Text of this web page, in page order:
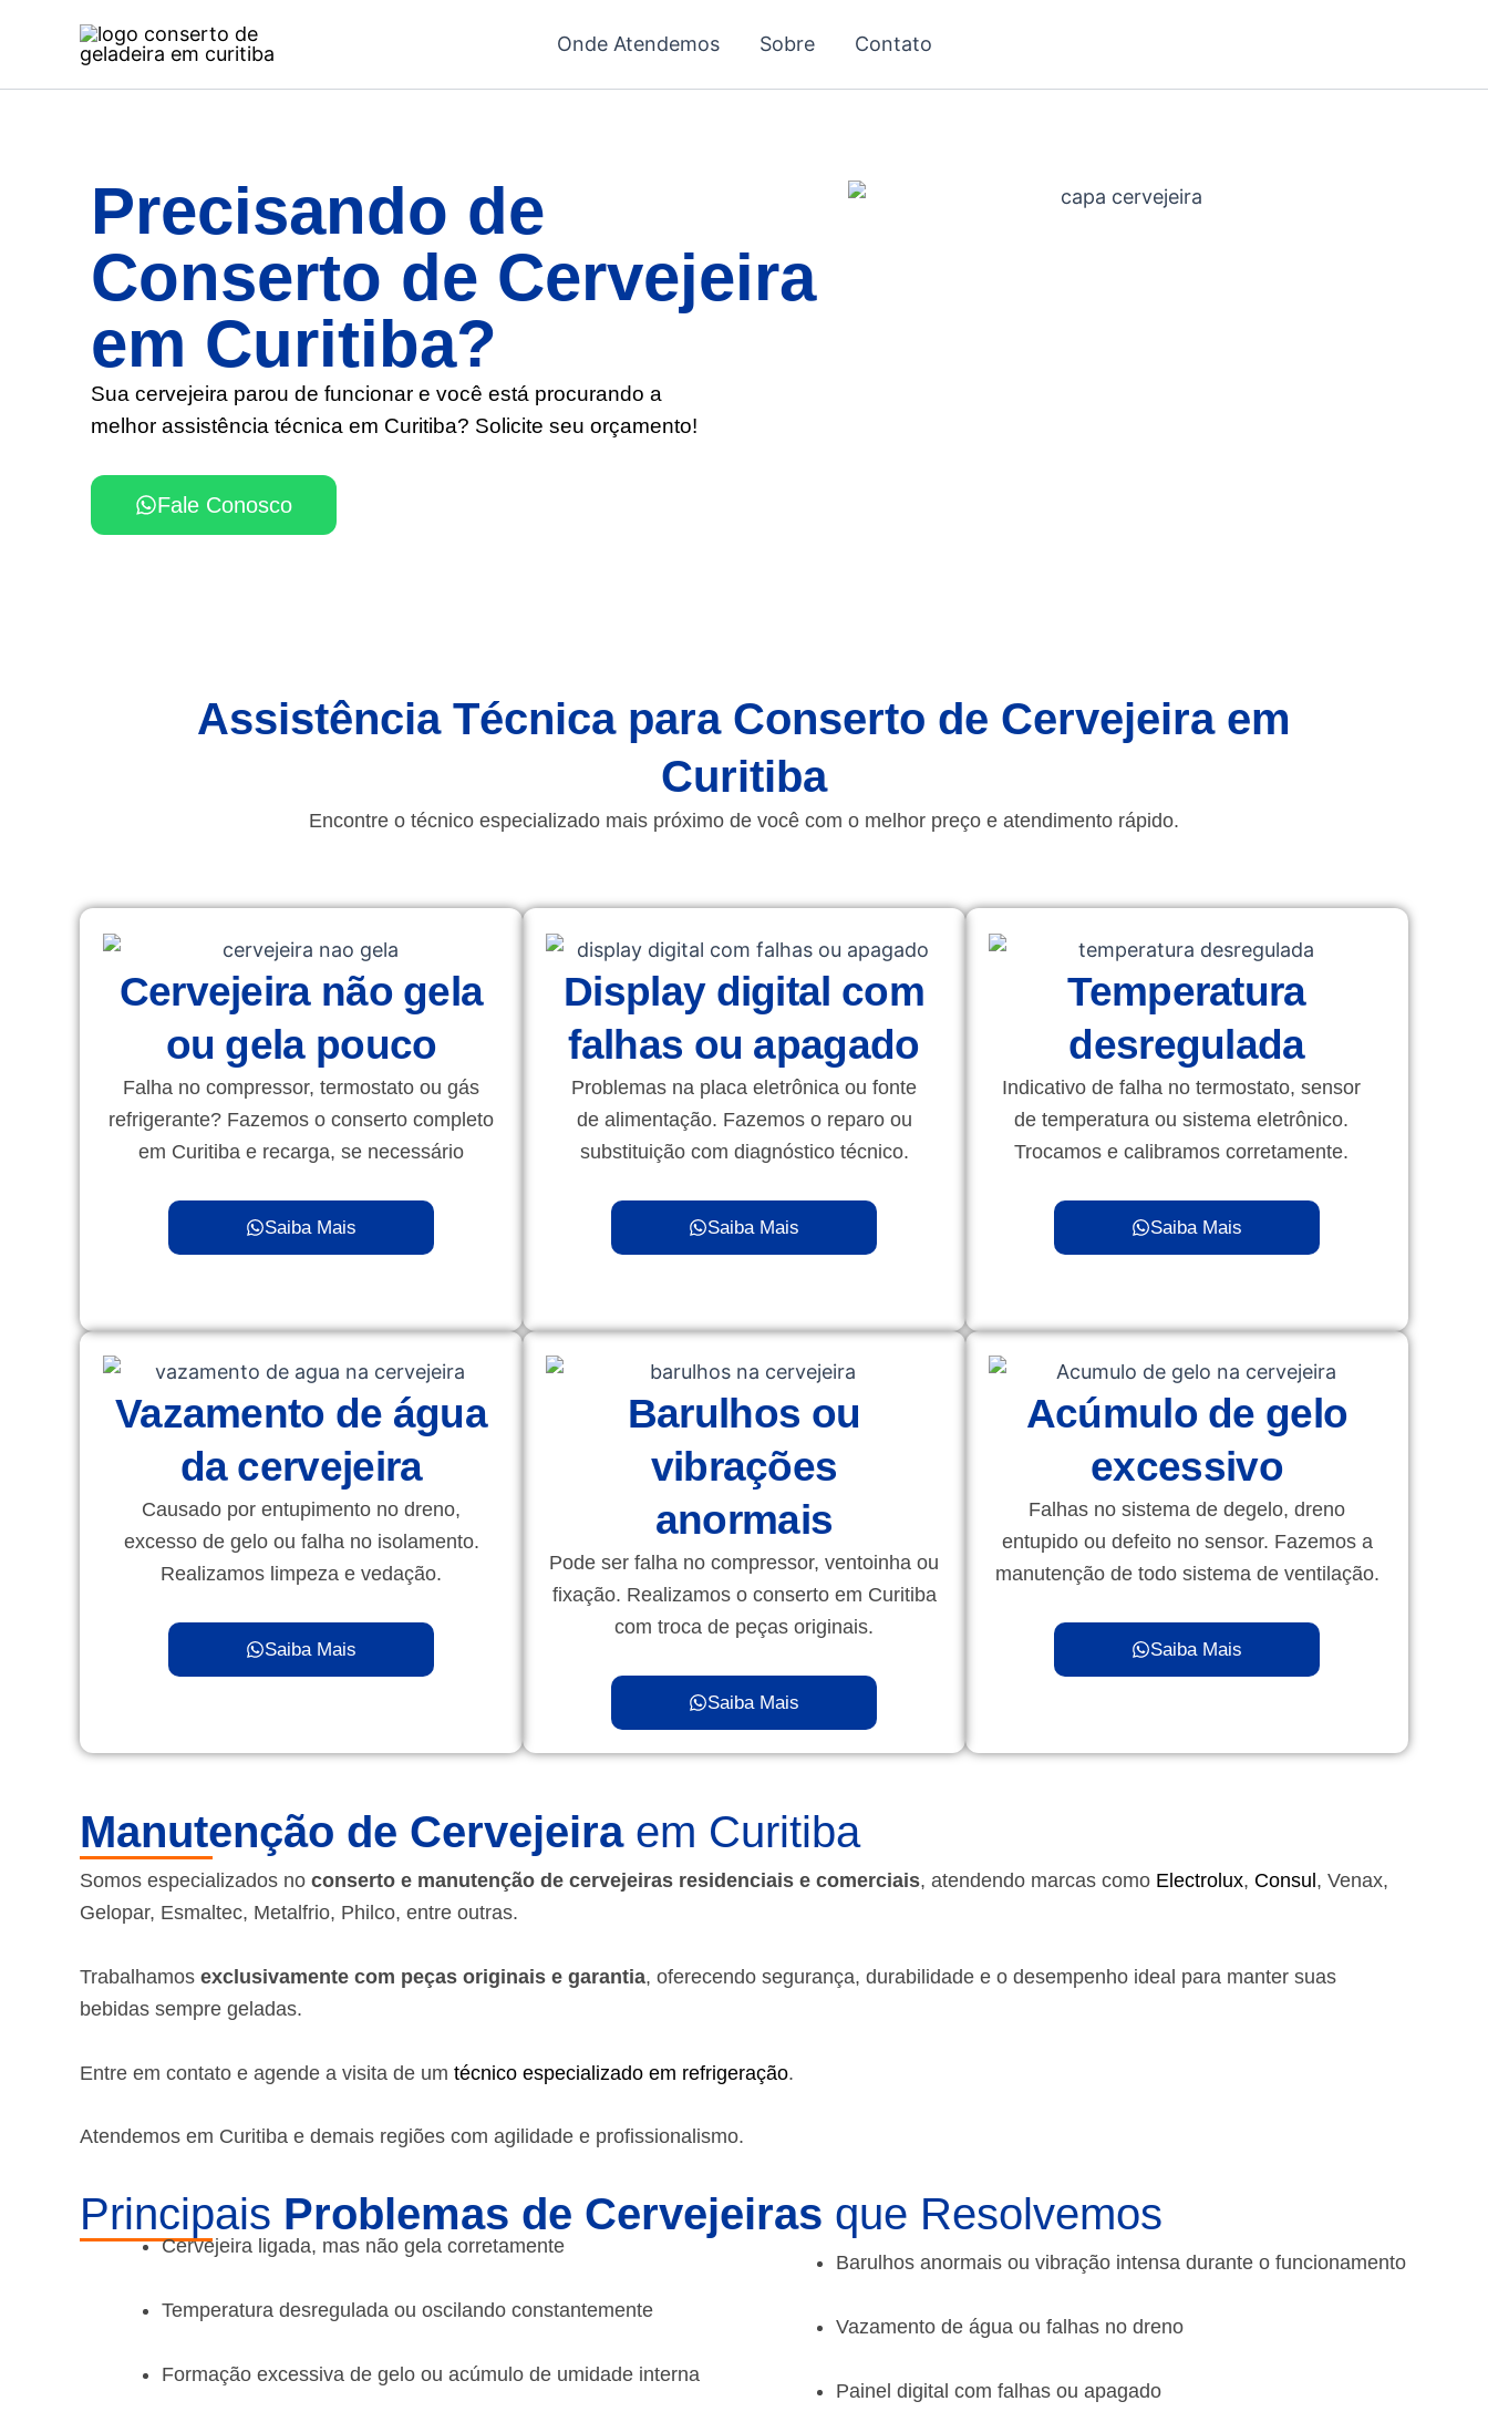
Onde Atendemos Sobre Contato
Precisando de
Conserto de Cervejeira
em Curitiba?
Sua cervejeira parou de funcionar e você está procurando a
melhor assistência técnica em Curitiba? Solicite seu orçamento!
Fale Conosco
Assistência Técnica para Conserto de Cervejeira em
Curitiba
Encontre o técnico especializado mais próximo de você com o melhor preço e atendimento rápido.
Cervejeira não gela
ou gela pouco
Falha no compressor, termostato ou gás
refrigerante? Fazemos o conserto completo
em Curitiba e recarga, se necessário
Saiba Mais
Display digital com
falhas ou apagado
Problemas na placa eletrônica ou fonte
de alimentação. Fazemos o reparo ou
substituição com diagnóstico técnico.
Saiba Mais
Temperatura
desregulada
Indicativo de falha no termostato, sensor
de temperatura ou sistema eletrônico.
Trocamos e calibramos corretamente.
Saiba Mais
Vazamento de água
da cervejeira
Causado por entupimento no dreno,
excesso de gelo ou falha no isolamento.
Realizamos limpeza e vedação.
Saiba Mais
Barulhos ou
vibrações
anormais
Pode ser falha no compressor, ventoinha ou
fixação. Realizamos o conserto em Curitiba
com troca de peças originais.
Saiba Mais
Acúmulo de gelo
excessivo
Falhas no sistema de degelo, dreno
entupido ou defeito no sensor. Fazemos a
manutenção de todo sistema de ventilação.
Saiba Mais
Manutenção de Cervejeiraem Curitiba
Somos especializados no conserto e manutenção de cervejeiras residenciais e comerciais, atendendo marcas como Electrolux, Consul, Venax,
Gelopar, Esmaltec, Metalfrio, Philco, entre outras.
Trabalhamos exclusivamente com peças originais e garantia, oferecendo segurança, durabilidade e o desempenho ideal para manter suas
bebidas sempre geladas.
Entre em contato e agende a visita de um técnico especializado em refrigeração.
Atendemos em Curitiba e demais regiões com agilidade e profissionalismo.
Principais Problemas de Cervejeiras que Resolvemos
Cervejeira ligada, mas não gela corretamente
Temperatura desregulada ou oscilando constantemente
Formação excessiva de gelo ou acúmulo de umidade interna
Barulhos anormais ou vibração intensa durante o funcionamento
Vazamento de água ou falhas no dreno
Painel digital com falhas ou apagado